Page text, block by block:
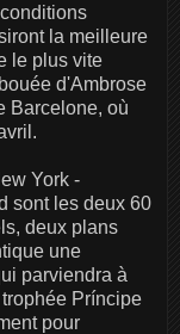
la meilleure
le plus vite
d'Ambrose
Barcelone, où
York -
sont les deux 60
deux plans
une
parviendra à
Príncipe
pour